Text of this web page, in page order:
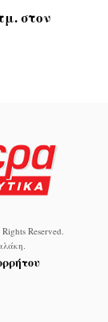
στον
Reserved.